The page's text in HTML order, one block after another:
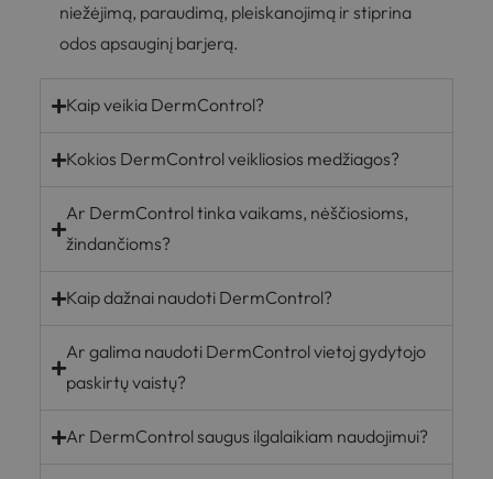
niežėjimą, paraudimą, pleiskanojimą ir stiprina
odos apsauginį barjerą.
Kaip veikia DermControl?
Kokios DermControl veikliosios medžiagos?
Ar DermControl tinka vaikams, nėščiosioms,
žindančioms?
Kaip dažnai naudoti DermControl?
Ar galima naudoti DermControl vietoj gydytojo
paskirtų vaistų?
Ar DermControl saugus ilgalaikiam naudojimui?